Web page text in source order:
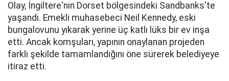
Olay, İngiltere'nin Dorset bölgesindeki Sandbanks'te
yaşandı. Emekli muhasebeci Neil Kennedy, eski
bungalovunu yıkarak yerine üç katlı lüks bir ev inşa
etti. Ancak komşuları, yapının onaylanan projeden
farklı şekilde tamamlandığını öne sürerek belediyeye
itiraz etti.